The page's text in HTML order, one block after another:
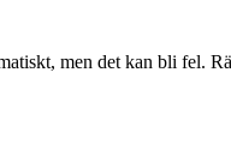
men det kan bli fel.